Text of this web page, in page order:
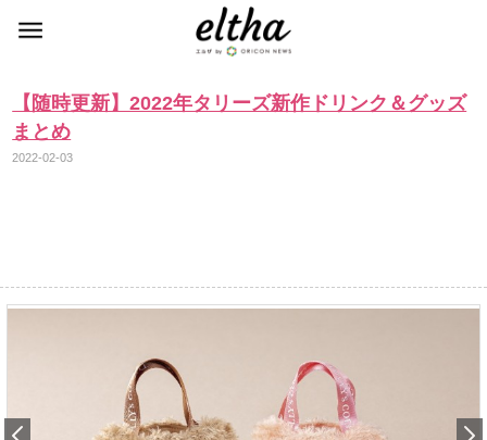
【随時更新】2022年タリーズ新作ドリンク＆グッズ
まとめ
2022-02-03